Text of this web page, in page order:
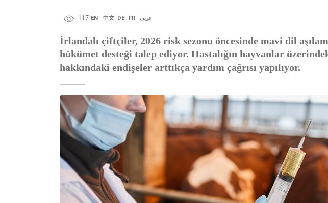
117 EN 中文 DE FR عربى
İrlandalı çiftçiler, 2026 risk sezonu öncesinde mavi dil
hükümet desteği talep ediyor. Hastalığın hayvanlar
hakkındaki endişeler arttıkça yardım çağrısı yapılıyor.